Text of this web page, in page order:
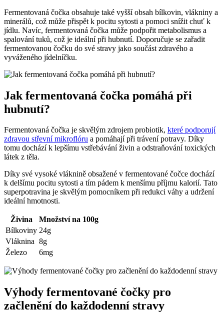
Fermentovaná čočka obsahuje také vyšší obsah bílkovin, vlákniny a
minerálů, což může přispět k pocitu sytosti a pomoci snížit chuť k
jídlu. Navíc, fermentovaná čočka může podpořit metabolismus a
spalování tuků, což je ideální při hubnutí. Doporučuje se zařadit
fermentovanou čočku do své stravy jako součást zdravého a
vyváženého jídelníčku.
Jak fermentovaná čočka pomáhá při
hubnutí?
Fermentovaná čočka je skvělým zdrojem probiotik, které podporují
zdravou střevní mikroflóru a pomáhají při trávení potravy. Díky
tomu dochází k lepšímu vstřebávání živin a odstraňování toxických
látek z těla.
Díky své vysoké vláknině obsažené v fermentované čočce dochází
k delšímu pocitu sytosti a tím pádem k menšímu příjmu kalorií. Tato
superpotravina je skvělým pomocníkem při redukci váhy a udržení
ideální hmotnosti.
Živina
Množství na 100g
Bílkoviny 24g
Vláknina 8g
Železo
6mg
Výhody fermentované čočky pro
začlenění do každodenní stravy